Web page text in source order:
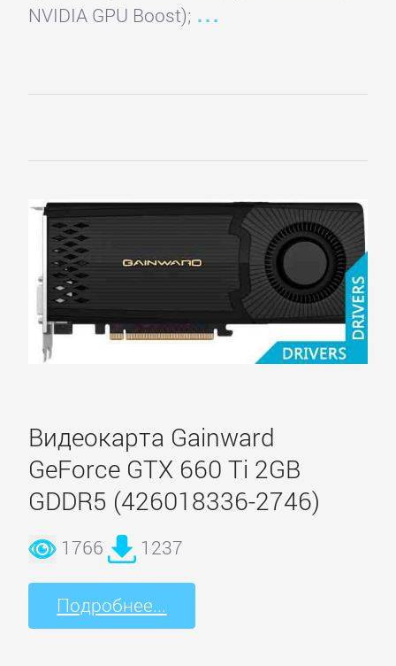
NVIDIA GPU Boost);
Видеокарта Gainward
GeForce GTX 660 Ti 2GB
GDDR5 (426018336-2746)
1766 1237
Подробнее...